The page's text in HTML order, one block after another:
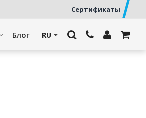
Сертификаты
Блог